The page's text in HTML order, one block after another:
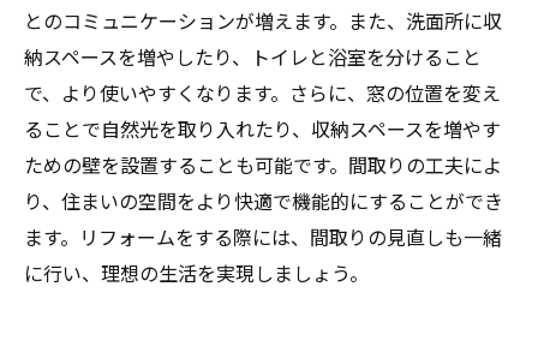
とのコミュニケーションが増えます。また、洗面所に収
納スペースを増やしたり、トイレと浴室を分けること
で、より使いやすくなります。さらに、窓の位置を変え
ることで自然光を取り入れたり、収納スペースを増やす
ための壁を設置することも可能です。間取りの工夫によ
り、住まいの空間をより快適で機能的にすることができ
ます。リフォームをする際には、間取りの見直しも一緒
に行い、理想の生活を実現しましょう。